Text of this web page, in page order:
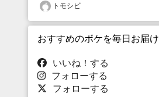
トモシビ
おすすめのボケを毎日お届け
いいね！する
フォローする
フォローする